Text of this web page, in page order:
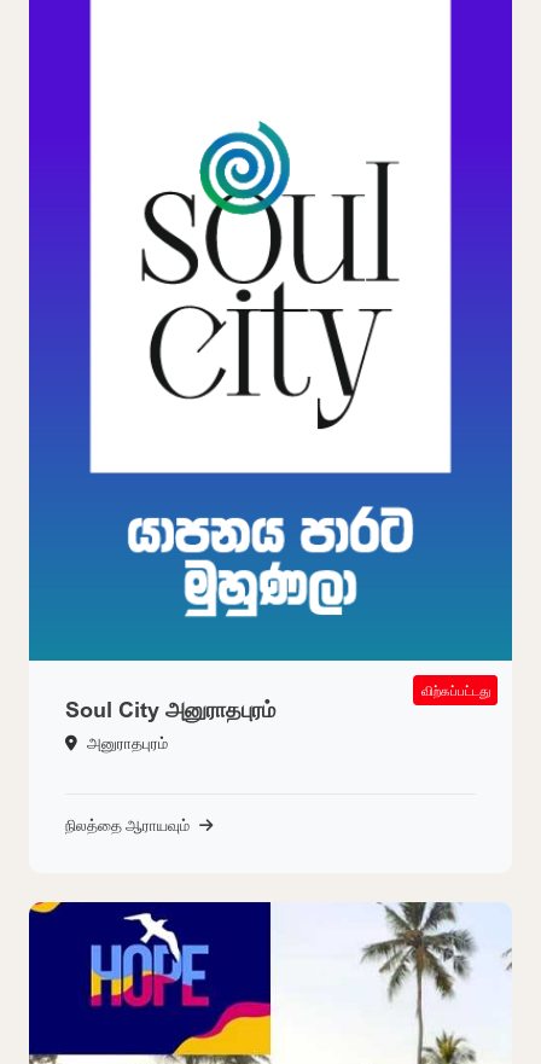
SOLD OUT
Soul City அனுராதபுரம்
அனுராதபுரம்
விற்கப்பட்டது
நிலத்தை ஆராயவும்